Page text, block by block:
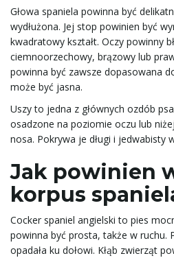
Głowa spaniela powinna być
wydłużona. Jej stop powinien być
kwadratowy kształt. Oczy powinny
ciemnoorzechowy, brązowy lub
powinna być zawsze dopasowana
może być jasna.
Uszy to jedna z głównych ozdób
osadzone na poziomie oczu lub
nosa. Pokrywa je długi i jedwabisty
Jak powinien
korpus
Cocker spaniel angielski to pies
powinna być prosta, także w ruchu.
opadała ku dołowi. Kłąb zwierząt